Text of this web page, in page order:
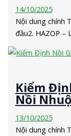
14/10/2025
Nội dung chính
đầu2. HAZOP –
Kiểm
Nồi
13/10/2025
Nội dung chính